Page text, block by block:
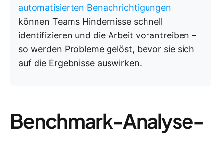
automatisierten Benachrichtigungen
können Teams Hindernisse schnell
identifizieren und die Arbeit vorantreiben –
so werden Probleme gelöst, bevor sie sich
auf die Ergebnisse auswirken.
Benchmark-Analyse-